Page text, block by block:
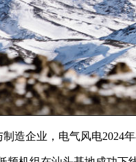
造企业，电气风电2024